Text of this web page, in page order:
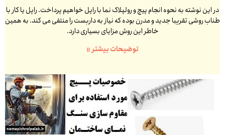
در این نوشته به نحوه انجام پیچ و رولپلاک نما با راپل خواهیم پرداخت. راپل یا کار با
طناب روشی تقریبا جدید و مدرن بوده که نیاز به داربست را منتفی می کند. به همین
خاطر این روش مزایای بسیاری دارد.
توضیحات بیشتر »